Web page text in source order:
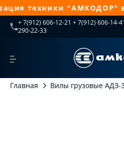
техники "АМКОДОР"
+ 7(912) 606-12-21 + 7(912) 606-14-
290-22-33
Главная Вилы грузовые АДЗ-